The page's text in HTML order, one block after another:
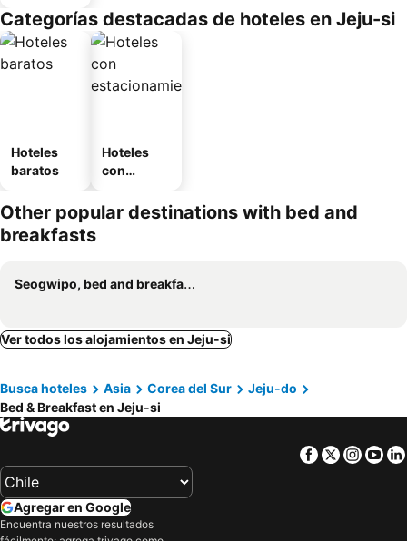
Categorías destacadas de hoteles en Jeju-si
Hoteles
baratos
Hoteles
con
miento
Other popular destinations with bed and
breakfasts
Seogwipo, bed and breakfasts
Ver todos los alojamientos en Jeju-si
Busca hoteles Asia Corea del Sur
Jeju-do
Bed & Breakfast en Jeju-si
Facebook
Twitter
Agregar en Google
Encuentra nuestros resultados